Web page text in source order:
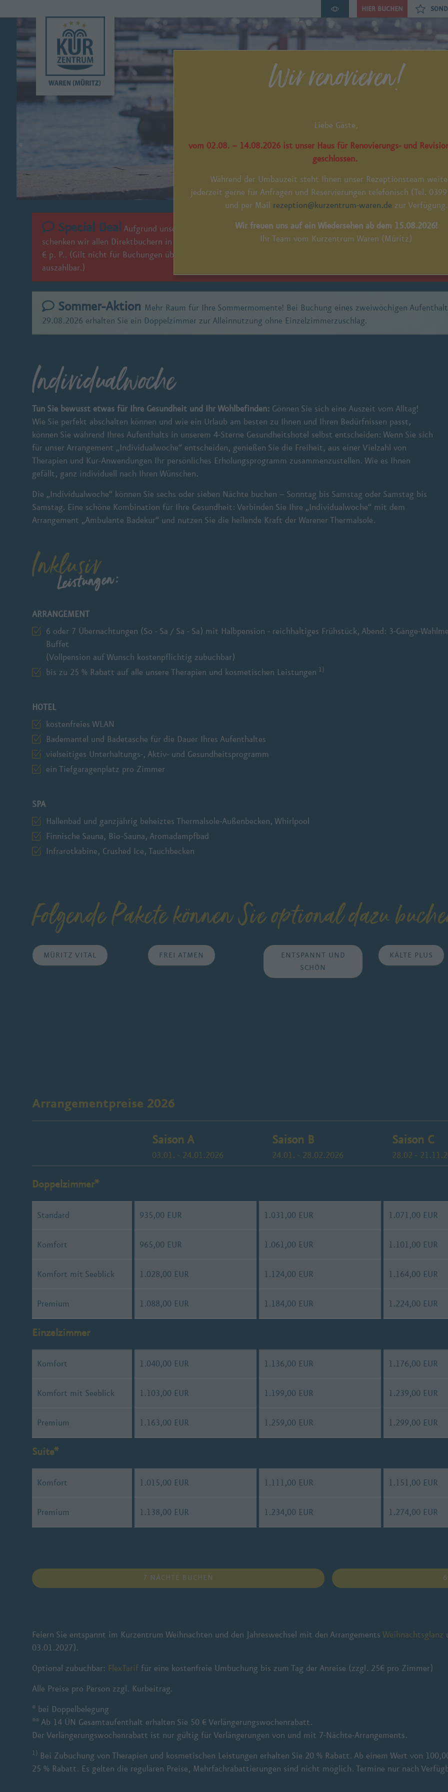
HIER BUCHEN
Special Deal Aufgrund unserer jährlichen Revision ist vom 25.07. bis 29.08.2026 unser Thermalsole-
schenken wir allen Direktbuchern in diesem Zeitraum ein Leihfahrrad für einen halben Tag plus Lunchpaket
€ p. P.. (Gilt nicht für Buchungen über Reiseveranstalter. Beachten Sie unsere Schließzeit vom 02.08. -
auszahlbar.)
Sommer-Aktion Mehr Raum für Ihre Sommermomente! Bei Buchung eines zweiwöchigen
29.08.2026 erhalten Sie ein Doppelzimmer zur Alleinnutzung ohne Einzelzimmerzuschlag.
Individualwoche
Tun Sie bewusst etwas für Ihre Gesundheit und Ihr Wohlbefinden: Gönnen Sie sich eine Auszeit vom Alltag!
Wie Sie perfekt abschalten können und wie ein Urlaub am besten zu Ihnen und Ihren Bedürfnissen passt,
können Sie während Ihres Aufenthalts in unserem 4-Sterne Gesundheitshotel selbst entscheiden: Wenn Sie sich
für unser Arrangement „Individualwoche“ entscheiden, genießen Sie die Freiheit, aus einer Vielzahl von
Therapien und Kur-Anwendungen Ihr persönliches Erholungsprogramm zusammenzustellen. Wie es Ihnen
gefällt, ganz individuell nach Ihren Wünschen.
Die „Individualwoche“ können Sie sechs oder sieben Nächte buchen – Sonntag bis Samstag oder Samstag bis
Samstag. Eine schöne Kombination für Ihre Gesundheit: Verbinden Sie Ihre „Individualwoche“ mit dem
Arrangement „Ambulante Badekur“ und nutzen Sie die heilende Kraft der Warener Thermalsole.
Inklusiv
Leistungen:
ARRANGEMENT
6 oder 7 Übernachtungen (So - Sa / Sa - Sa) mit Halbpension - reichhaltiges Frühstück, Abend: 3-Gänge-
Buffet
(Vollpension auf Wunsch kostenpflichtig zubuchbar)
bis zu 25 % Rabatt auf alle unsere Therapien und kosmetischen Leistungen 1)
HOTEL
kostenfreies WLAN
Bademantel und Badetasche für die Dauer Ihres Aufenthaltes
vielseitiges Unterhaltungs-, Aktiv- und Gesundheitsprogramm
ein Tiefgaragenplatz pro Zimmer
SPA
Hallenbad und ganzjährig beheiztes Thermalsole-Außenbecken, Whirlpool
Finnische Sauna, Bio-Sauna, Aromadampfbad
Infrarotkabine, Crushed Ice, Tauchbecken
Folgende Pakete können Sie optional dazu
MÜRITZ VITAL FREI ATMEN
ENTSPANNT UND
SCHÖN
KÄLTE PLUS
Arrangementpreise 2026
Saison A
03.01. - 24.01.2026
Saison B
24.01. - 28.02.2026
Saison C
28.02 -
Doppelzimmer*
Standard
Komfort
Komfort mit Seeblick
Premium
935,00 EUR
965,00 EUR
1.028,00 EUR
1.088,00 EUR
1.031,00 EUR
1.061,00 EUR
1.124,00 EUR
1.184,00 EUR
1.071,00 EUR
1.101,00 EUR
1.164,00 EUR
1.224,00 EUR
Einzelzimmer
Komfort
Komfort mit Seeblick
Premium
1.040,00 EUR
1.103,00 EUR
1.163,00 EUR
1.136,00 EUR
1.199,00 EUR
1.259,00 EUR
1.176,00 EUR
1.239,00 EUR
1.299,00 EUR
Suite*
Komfort
Premium
1.015,00 EUR
1.138,00 EUR
1.111,00 EUR
1.234,00 EUR
1.151,00 EUR
1.274,00 EUR
7 NÄCHTE BUCHEN
Feiern Sie entspannt im Kurzentrum Weihnachten und den Jahreswechsel mit den Arrangements Weihnachtsglanz
03.01.2027).
Optional zubuchbar: FlexTarif für eine kostenfreie Umbuchung bis zum Tag der Anreise (zzgl. 25€ pro Zimmer)
Alle Preise pro Person zzgl. Kurbeitrag.
* bei Doppelbelegung
** Ab 14 ÜN Gesamtaufenthalt erhalten Sie 50 € Verlängerungswochenrabatt.
Der Verlängerungswochenrabatt ist nur gültig für Verlängerungen von und mit 7-Nächte-Arrangements.
1) Bei Zubuchung von Therapien und kosmetischen Leistungen erhalten Sie 20 % Rabatt. Ab einem Wert von
25 % Rabatt. Es gelten die regulären Preise, Mehrfachrabattierungen sind nicht möglich. Termine nur nach
Wir renovieren!
Liebe Gäste,
vom 02.08. – 14.08.2026 ist unser Haus für Renovierungs- und
geschlossen.
Während der Umbauzeit steht Ihnen unser Rezeptionsteam
jederzeit gerne für Anfragen und Reservierungen telefonisch (Tel.
und per Mail rezeption@kurzentrum-waren.de zur Verfügung.
Wir freuen uns auf ein Wiedersehen ab dem 15.08.2026!
Ihr Team vom Kurzentrum Waren (Müritz)